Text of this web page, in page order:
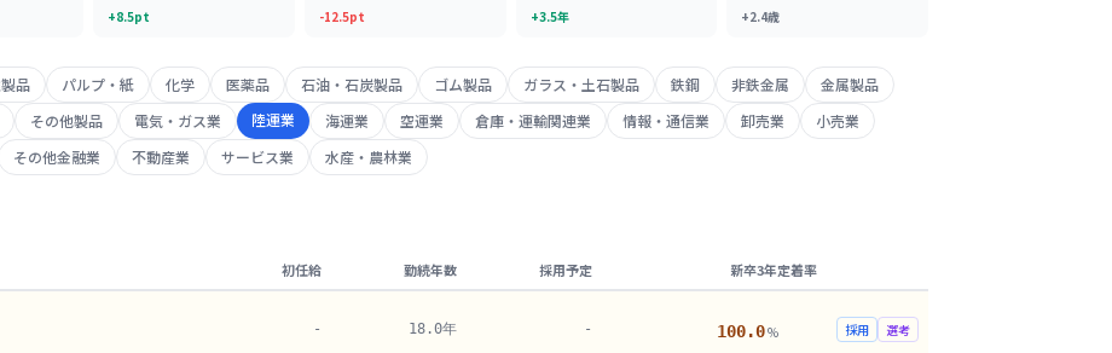
+8.5pt -12.5pt +3.5年 +2.4歳
品 パルプ・紙 化学 医薬品 石油・石炭製品 ゴム製品 ガラス・土石製品 鉄鋼 非鉄金属
金属製品
その他製品 電気・ガス業 陸運業 海運業 空運業 倉庫・運輸関連業 情報・通信業 卸売業
小売業
その他金融業 不動産業 サービス業 水産・農林業
初任給 勤続年数 採用予定 新卒3年定着率
- 18.0年 - 100.0% 採用 選考